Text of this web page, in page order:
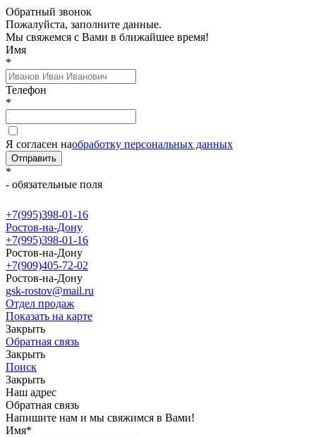
Обратный звонок
Пожалуйста, заполните данные.
Мы свяжемся с Вами в ближайшее время!
Имя
*
Телефон
*
Я согласен наобработку персональных данных
Отправить
*
- обязательные поля
+7(995)398-01-16
Ростов-на-Дону
+7(995)398-01-16
Ростов-на-Дону
+7(909)405-72-02
Ростов-на-Дону
gsk-rostov@mail.ru
Отдел продаж
Показать на карте
Закрыть
Обратная связь
Закрыть
Поиск
Закрыть
Наш адрес
Обратная связь
Напишите нам и мы свяжимся в Вами!
Имя*